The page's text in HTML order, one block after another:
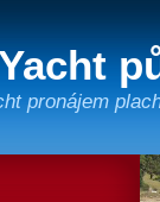
pronájem